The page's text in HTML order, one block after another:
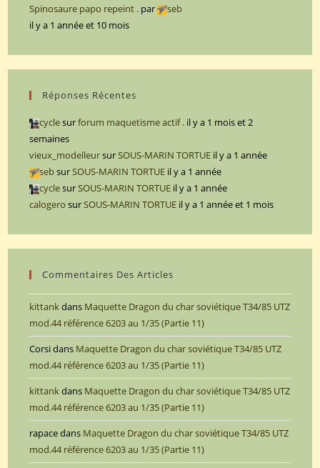
Spinosaure papo repeint . par
seb
il y a 1 année et 10 mois
Réponses Récentes
cyclesurforum maquetisme actif . il y a 1 mois et 2
semaines
vieux_modelleursurSOUS-MARIN TORTUE il y a 1 année
sebsurSOUS-MARIN TORTUE il y a 1 année
cyclesurSOUS-MARIN TORTUE il y a 1 année
calogero surSOUS-MARIN TORTUE il y a 1 année et 1 mois
Commentaires Des Articles
kittankdans Maquette Dragon du char soviétique T34/85 UTZ
mod.44 référence 6203 au 1/35 (Partie 11)
Corsidans Maquette Dragon du char soviétique T34/85 UTZ
mod.44 référence 6203 au 1/35 (Partie 11)
kittankdans Maquette Dragon du char soviétique T34/85 UTZ
mod.44 référence 6203 au 1/35 (Partie 11)
rapacedans Maquette Dragon du char soviétique T34/85 UTZ
mod.44 référence 6203 au 1/35 (Partie 11)